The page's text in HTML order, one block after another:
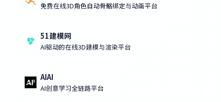
免费在线3D角色自动骨骼绑定与动画平台
51建模网
AI驱动的在线3D建模与渲染平台
AIAI
AI创意学习全链路平台